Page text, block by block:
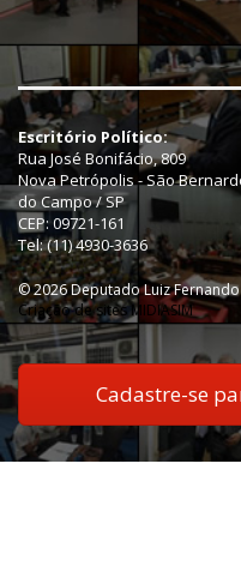
Escritório Político:
Rua José Bonifácio, 809
Nova Petrópolis - São
do Campo / SP
CEP: 09721-161
Tel: (11) 4930-3636
© 2026 Deputado Luiz
Criação de sites MIDIASIM
Cadastre-se